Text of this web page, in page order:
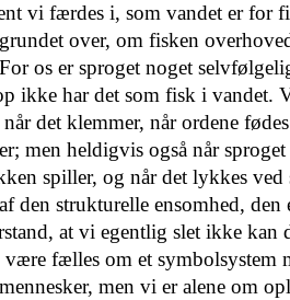
vi færdes i, som vandet er for
over, om fisken
os er sproget noget
ikke har det som fisk i vandet.
det klemmer, når ordene
men heldigvis også når
spiller, og når det lyk­kes ved
den strukturelle ensomhed, den
at vi egentlig slet ikke kan
fælles om et symbolsystem
men vi er alene om